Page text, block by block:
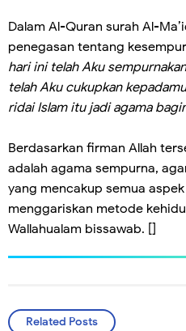
Dalam Al-Quran surah Al-
penegasan tentang
hari ini telah Aku
telah Aku cukupkan
ridai Islam itu jadi agama
Berdasarkan firman Allah
adalah agama sempurna,
yang mencakup semua
menggariskan metode
Wallahualam bissawab. []
Related Posts